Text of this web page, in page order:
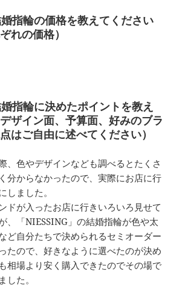
指輪の価格を教えてください
れの価格）
指輪に決めたポイントを教え
ザイン面、予算面、好みのブラ
はご自由に述べてください）
、色やデザインなども調べるとたくさ
分からなかったので、実際にお店に行
しました。
ドが入ったお店に行きいろいろ見せて
、「NIESSING」の結婚指輪が色や太
ど自分たちで決められるセミオーダー
たので、好きなように選べたのが決め
相場より安く購入できたのでその場で
した。